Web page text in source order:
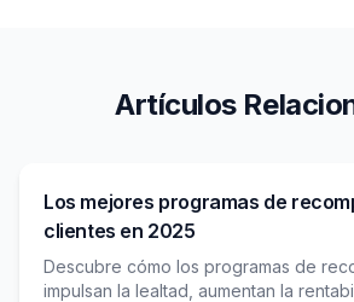
Artículos
Los mejores programas de
clientes en 2025
Descubre cómo los programas de
impulsan la lealtad, aumentan la